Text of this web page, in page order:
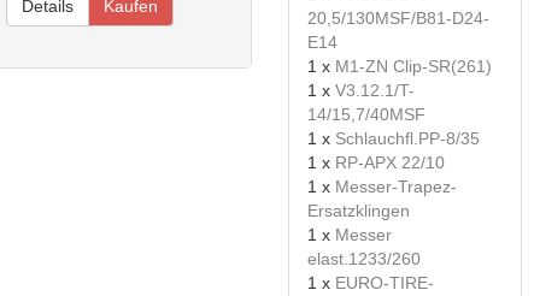
Details Kaufen
20,5/130MSF/B81-D24-
E14
1 x M1-ZN Clip-SR(261)
1 x V3.12.1/T-
14/15,7/40MSF
1 x Schlauchfl.PP-8/35
1 x RP-APX 22/10
1 x Messer-Trapez-
Ersatzklingen
1 x Messer
elast.1233/260
1 x EURO-TIRE-